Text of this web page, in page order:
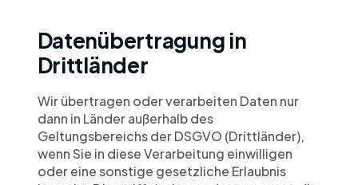
Datenübertragung in
Drittländer
Wir übertragen oder verarbeiten Daten nur
dann in Länder außerhalb des
Geltungsbereichs der DSGVO (Drittländer),
wenn Sie in diese Verarbeitung einwilligen
oder eine sonstige gesetzliche Erlaubnis